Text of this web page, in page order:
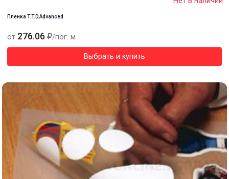
Пленка T.T.D.Advanced
от 276.06 /пог. м
Выбрать и купить